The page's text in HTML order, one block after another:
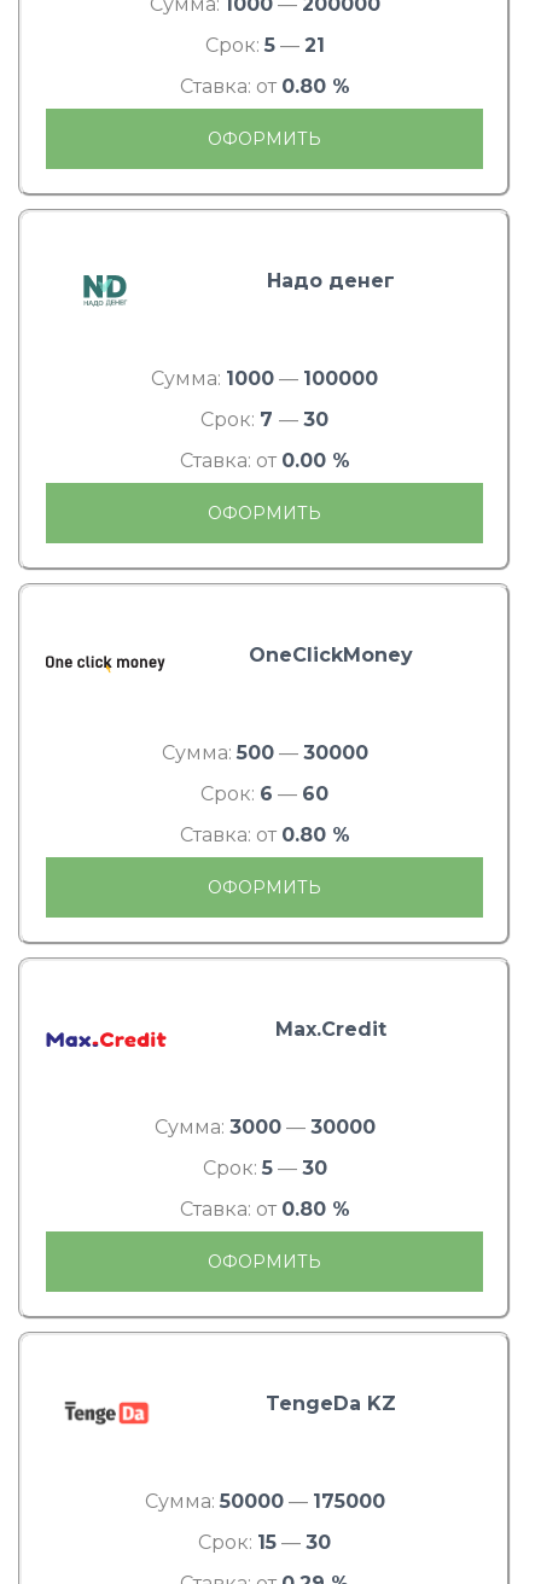
Сумма: 1000— 200000
Срок: 5— 21
Ставка: от 0.80 %
ОФОРМИТЬ
Надо денег
Сумма: 1000 — 100000
Срок: 7 — 30
Ставка: от 0.00 %
ОФОРМИТЬ
OneClickMoney
Сумма: 500— 30000
Срок: 6 — 60
Ставка: от 0.80 %
ОФОРМИТЬ
Max.Credit
Сумма: 3000— 30000
Срок: 5— 30
Ставка: от 0.80 %
ОФОРМИТЬ
TengeDa KZ
Сумма: 50000— 175000
Срок: 15 — 30